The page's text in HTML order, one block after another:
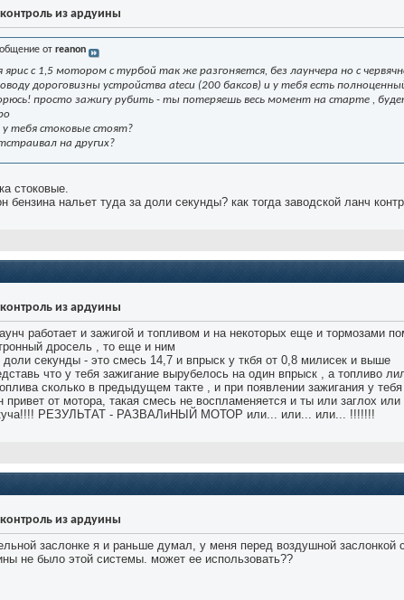
из ардуины
от reanon
ярис с 1,5 мотором с турбой так же разгоняется, без лаунчера но с
дороговизны устройства atecu (200 баксов) и у тебя есть
просто зажигу рубить - ты потеряешь весь момент на старте ,
у тебя стоковые стоят?
на других?
стоковые.
бензина нальет туда за доли секунды? как тогда заводской ланч
из ардуины
работает и зажигой и топливом и на некоторых еще и тормозами
дросель , то еще и ним
доли секунды - это смесь 14,7 и впрыск у ткбя от 0,8 милисек и выше
что у тебя зажигание вырубелось на один впрыск , а топливо
сколько в предыдущем такте , и при появлении зажигания у
привет от мотора, такая смесь не воспламеняется и ты или заглох
куча!!!! РЕЗУЛЬТАТ - РАЗВАЛиНЫЙ МОТОР или... или... или... !!!!!!!
из ардуины
заслонке я и раньше думал, у меня перед воздушной заслонкой
не было этой системы. может ее использовать??